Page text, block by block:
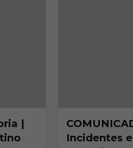
|
Incidentes